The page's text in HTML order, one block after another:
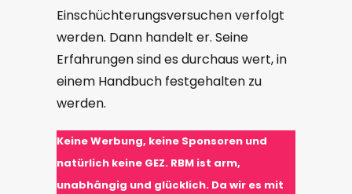
Einschüchterungsversuchen verfolgt
werden. Dann handelt er. Seine
Erfahrungen sind es durchaus wert, in
einem Handbuch festgehalten zu
werden.
KeineWerbung, keine Sponsoren und
natürlich keine GEZ. RBM ist arm,
unabhängig und glücklich. Da wir es mit